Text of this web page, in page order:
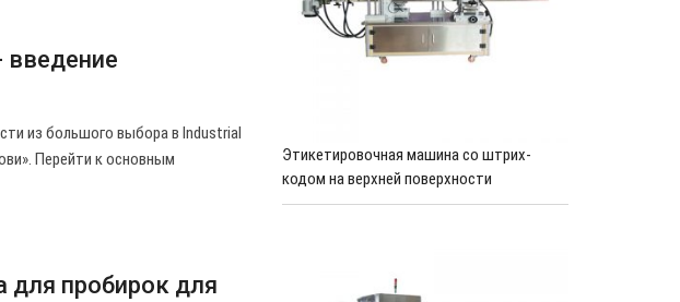
введение
из большого выбора в Industrial
Перейти к основным
для пробирок для
Этикетировочная машина со штрих-
кодом на верхней поверхности